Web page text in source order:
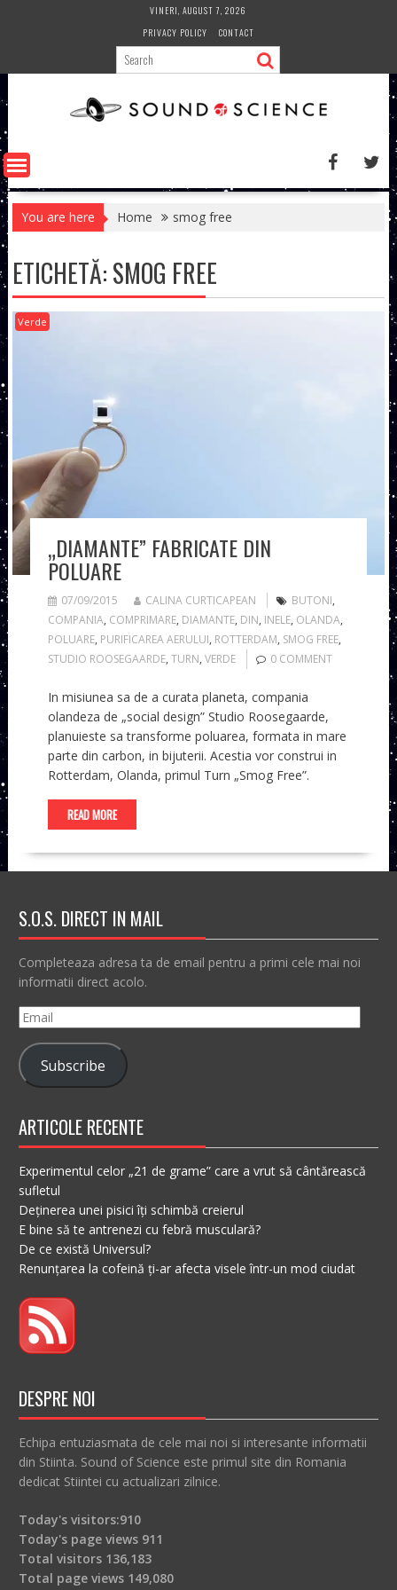
VINERI, AUGUST 7, 2026
PRIVACY POLICY
CONTACT
You are here Home smog free
ETICHETĂ:SMOG FREE
Verde
„DIAMANTE” FABRICATE DIN
POLUARE
07/09/2015 CALINA CURTICAPEAN BUTONI,
COMPANIA, COMPRIMARE, DIAMANTE, DIN, INELE, OLANDA,
POLUARE, PURIFICAREA AERULUI, ROTTERDAM, SMOG FREE,
STUDIO ROOSEGAARDE, TURN, VERDE 0 COMMENT
In misiunea sa de a curata planeta, compania
olandeza de „social design” Studio Roosegaarde,
planuieste sa transforme poluarea, formata in mare
parte din carbon, in bijuterii. Acestia vor construi in
Rotterdam, Olanda, primul Turn „Smog Free”.
READ MORE
S.O.S. DIRECT IN MAIL
Completeaza adresa ta de email pentru a primi cele mai noi
informatii direct acolo.
Email
Subscribe
ARTICOLE RECENTE
Experimentul celor „21 de grame” care a vrut să cântărească
sufletul
Deținerea unei pisici îți schimbă creierul
E bine să te antrenezi cu febră musculară?
De ce există Universul?
Renunțarea la cofeină ți-ar afecta visele într-un mod ciudat
DESPRE NOI
Echipa entuziasmata de cele mai noi si interesante informatii
din Stiinta. Sound of Science este primul site din Romania
dedicat Stiintei cu actualizari zilnice.
Today's visitors:910
Today's page views 911
Total visitors 136,183
Total page views 149,080